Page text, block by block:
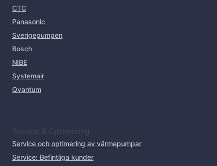
CTC
Panasonic
Sverigepumpen
Bosch
NIBE
Systemair
Qvantum
Service & Optimering
Service och optimering av värmepumpar
Service: Befintliga kunder